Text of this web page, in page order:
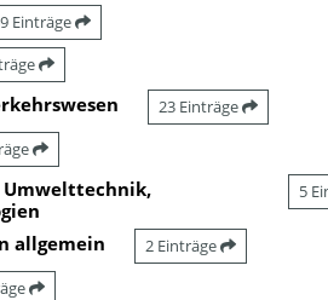
Einträge
23 Einträge
Umwelttechnik,
5
allgemein 2 Einträge